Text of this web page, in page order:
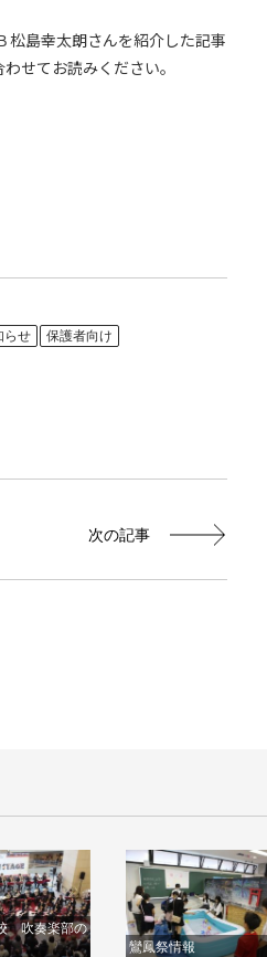
松島幸太朗さんを紹介した記事
せてお読みください。
らせ 保護者向け
次の記事
吹奏楽部の
鸞鳳祭情報